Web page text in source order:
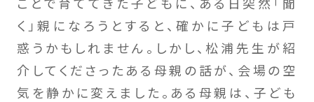
く」親になろうとすると、確かに子どもは戸
惑うかもしれません。しかし、松浦先生が紹
介してくださったある母親の話が、会場の空
気を静かに変えました。ある母親は、子ども